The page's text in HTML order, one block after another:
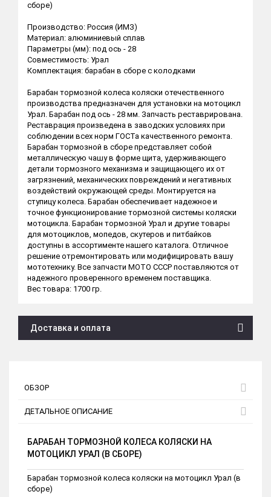
сборе)
Производство: Россия (ИМЗ)
Материал: алюминиевый сплав
Параметры (мм): под ось - 28
Совместимость: Урал
Комплектация: барабан в сборе с колодками
Барабан тормозной колеса коляски отечественного
производства предназначен для установки на мотоцикл
Урал. Барабан под ось - 28 мм. Запчасть реставрирована.
Реставрация произведена в заводских условиях при
соблюдении всех норм ГОСТа качественного ремонта.
Барабан тормозной в сборе представляет собой
металлическую чашу в форме щита, удерживающего
детали тормозного механизма и защищающего их от
загрязнений, механических повреждений и негативных
воздействий окружающей среды. Монтируется на
ступицу колеса. Барабан обеспечивает надежное и
точное функционирование тормозной системы коляски
мотоцикла. Барабан тормозной Урал и другие товары
для мотоциклов, мопедов, скутеров и питбайков
доступны в ассортименте нашего каталога. Отличное
решение отремонтировать или модифицировать вашу
мототехнику. Все запчасти МОТО СССР поставляются от
надежного проверенного временем поставщика.
Вес товара: 1700 гр.
Доставка и оплата
ОБЗОР
ДЕТАЛЬНОЕ ОПИСАНИЕ
БАРАБАН ТОРМОЗНОЙ КОЛЕСА КОЛЯСКИ НА
МОТОЦИКЛ УРАЛ (В СБОРЕ)
Барабан тормозной колеса коляски на мотоцикл Урал (в
сборе)